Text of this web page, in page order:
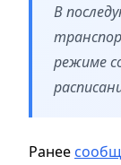
В
режиме
Ранее